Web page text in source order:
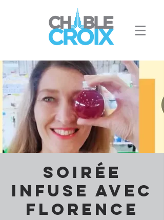
Soirée
Infuse avec
Florence